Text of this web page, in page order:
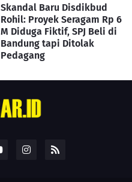
Skandal Baru Disdikbud
Rohil: Proyek Seragam Rp 6
M Diduga Fiktif, SPJ Beli di
Bandung tapi Ditolak
Pedagang